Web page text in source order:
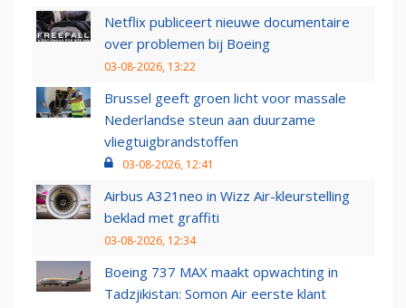
Netflix publiceert nieuwe documentaire
over problemen bij Boeing
03-08-2026, 13:22
Brussel geeft groen licht voor massale
Nederlandse steun aan duurzame
vliegtuigbrandstoffen
03-08-2026, 12:41
Airbus A321neo in Wizz Air-kleurstelling
beklad met graffiti
03-08-2026, 12:34
Boeing 737 MAX maakt opwachting in
Tadzjikistan: Somon Air eerste klant